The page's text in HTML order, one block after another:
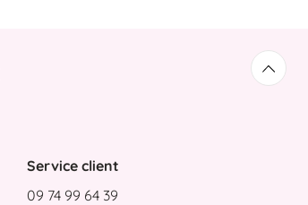
Service client
09 74 99 64 39